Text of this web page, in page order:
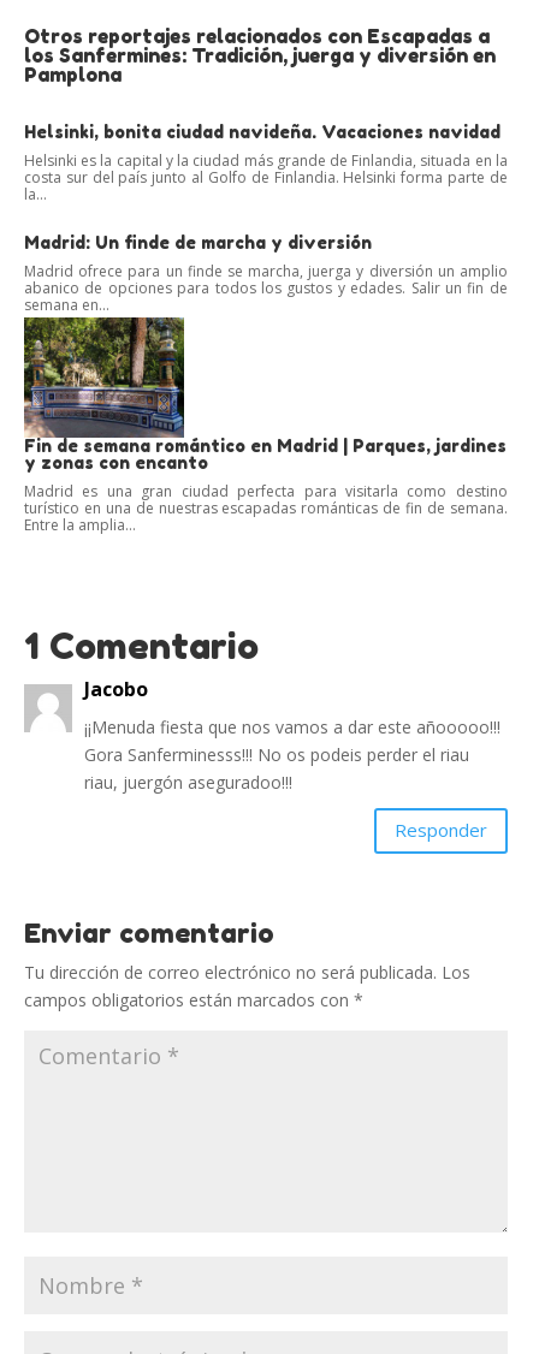
Otros reportajes relacionados con Escapadas a
los Sanfermines: Tradición, juerga y diversión en
Pamplona
Helsinki, bonita ciudad navideña. Vacaciones navidad
Helsinki es la capital y la ciudad más grande de Finlandia, situada en la
costa sur del país junto al Golfo de Finlandia. Helsinki forma parte de
la...
Madrid: Un finde de marcha y diversión
Madrid ofrece para un finde se marcha, juerga y diversión un amplio
abanico de opciones para todos los gustos y edades. Salir un fin de
semana en...
Fin de semana romántico en Madrid | Parques, jardines
y zonas con encanto
Madrid es una gran ciudad perfecta para visitarla como destino
turístico en una de nuestras escapadas románticas de fin de semana.
Entre la amplia...
1 Comentario
Jacobo
¡¡Menuda fiesta que nos vamos a dar este añooooo!!!
Gora Sanferminesss!!! No os podeis perder el riau
riau, juergón aseguradoo!!!
Responder
Enviar comentario
Tu dirección de correo electrónico no será publicada. Los
campos obligatorios están marcados con *